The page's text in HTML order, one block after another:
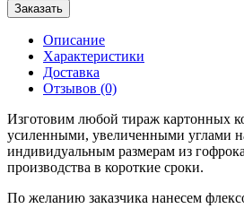
Заказать
Описание
Характеристики
Доставка
Отзывов (0)
Изготовим любой тираж картонных
усиленными, увеличенными углами
индивидуальным размерам из
производства в короткие сроки.
По желанию заказчика нанесем